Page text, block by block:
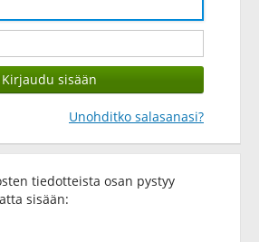
Unohditko salasanasi?
tiedotteista osan pystyy
sisään: